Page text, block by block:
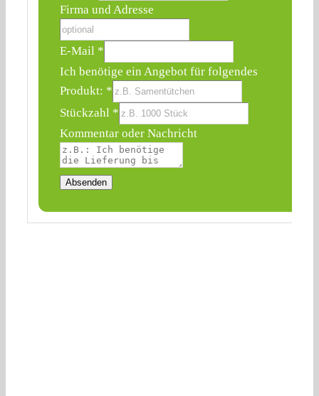
Produkt:
Firma
Adresse
Firma und Adresse
E-Mail *
Ich benötige ein Angebot für folgendes
Produkt: *
Stückzahl *
Kommentar oder Nachricht
Absenden